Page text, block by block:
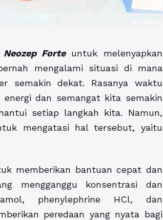
Neozep Forteuntuk melenyapkan
mengalami situasi di mana
semakin dekat. Rasanya waktu
dan semangat kita semakin
setiap langkah kita. Namun,
mengatasi hal tersebut, yaitu
memberikan bantuan cepat dan
mengganggu konsentrasi dan
phenylephrine HCl, dan
peredaan yang nyata bagi